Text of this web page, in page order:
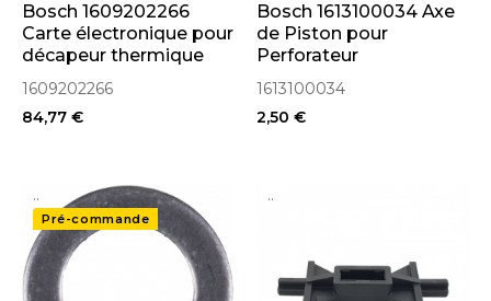
Bosch 1609202266
Carte électronique pour
décapeur thermique
GHG600CE
1609202266
84,77 €
Bosch 1613100034 Axe
de Piston pour
Perforateur
1613100034
2,50 €
..
Pré-commande
..